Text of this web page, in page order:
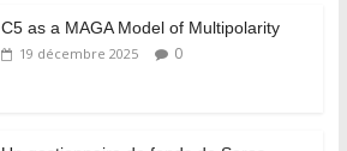
C5 as a MAGA Model of Multipolarity
19 décembre 2025 0